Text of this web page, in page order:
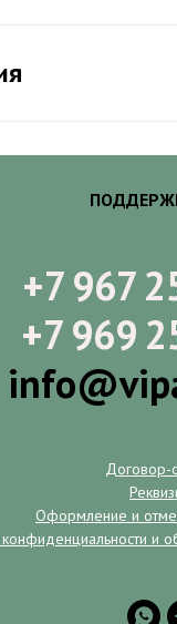
+7 967
+7 969
Договор-
Оформление и
и